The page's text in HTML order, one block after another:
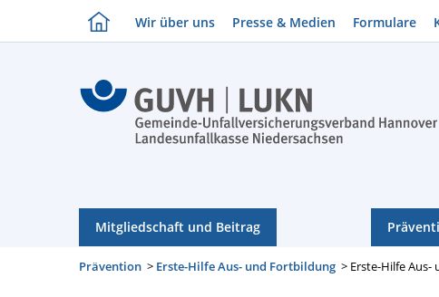
Wir über uns Presse & Medien Formulare
Mitgliedschaft und Beitrag
Prävention > Erste-Hilfe Aus- und Fortbildung > Erste-Hilfe